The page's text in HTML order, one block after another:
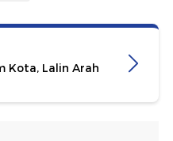
Kota, Lalin Arah